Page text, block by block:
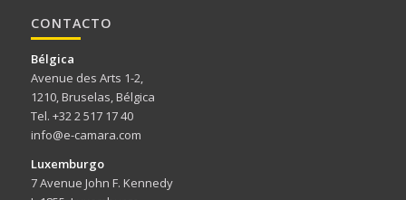
CONTACTO
Bélgica
Avenue des Arts 1-2,
1210, Bruselas, Bélgica
Tel. +32 2 517 17 40
info@e-camara.com
Luxemburgo
7 Avenue John F. Kennedy